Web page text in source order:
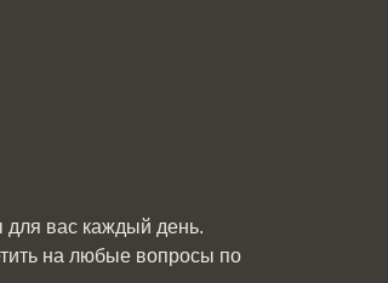
вас каждый день.
на любые вопросы по